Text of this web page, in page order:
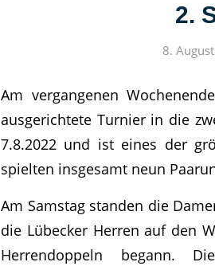
2.
8.
Am vergangenen
ausgerichtete Turnier in die
7.8.2022 und ist eines der
spielten insgesamt neun
Am Samstag standen die
die Lübecker Herren auf den
Herrendoppeln begann.